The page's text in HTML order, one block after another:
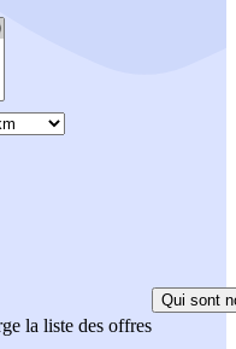
la liste des offres
Qui sont